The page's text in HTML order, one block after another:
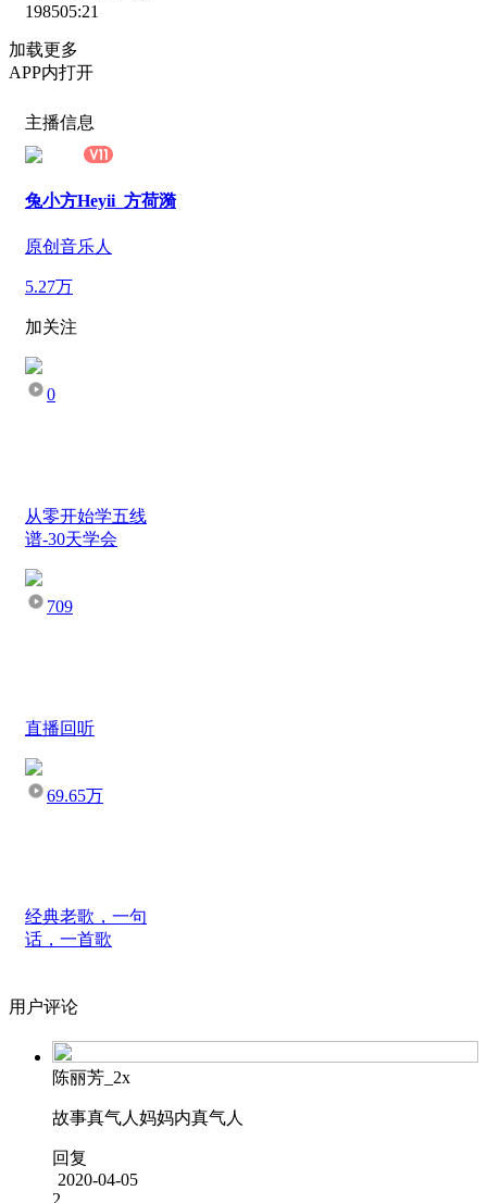
198505:21
加载更多
APP内打开
主播信息
兔小方Heyii_方荷漪
原创音乐人
5.27万
加关注
0
从零开始学五线
谱-30天学会
709
直播回听
69.65万
经典老歌，一句
话，一首歌
用户评论
陈丽芳_2x
故事真气人妈妈内真气人
回复
2020-04-05